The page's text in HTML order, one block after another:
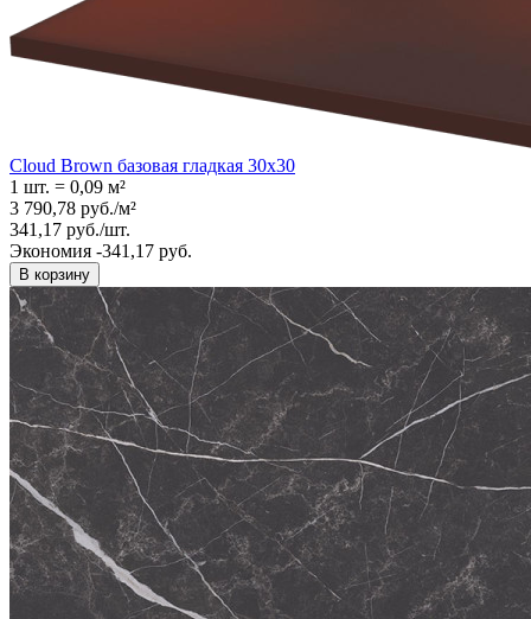
Cloud Brown базовая гладкая 30x30
1 шт. = 0,09 м²
3 790,78 руб./м²
341,17 руб./шт.
Экономия -341,17 руб.
В корзину